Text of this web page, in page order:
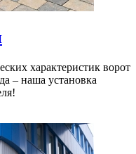
характеристик ворот
– наша установка